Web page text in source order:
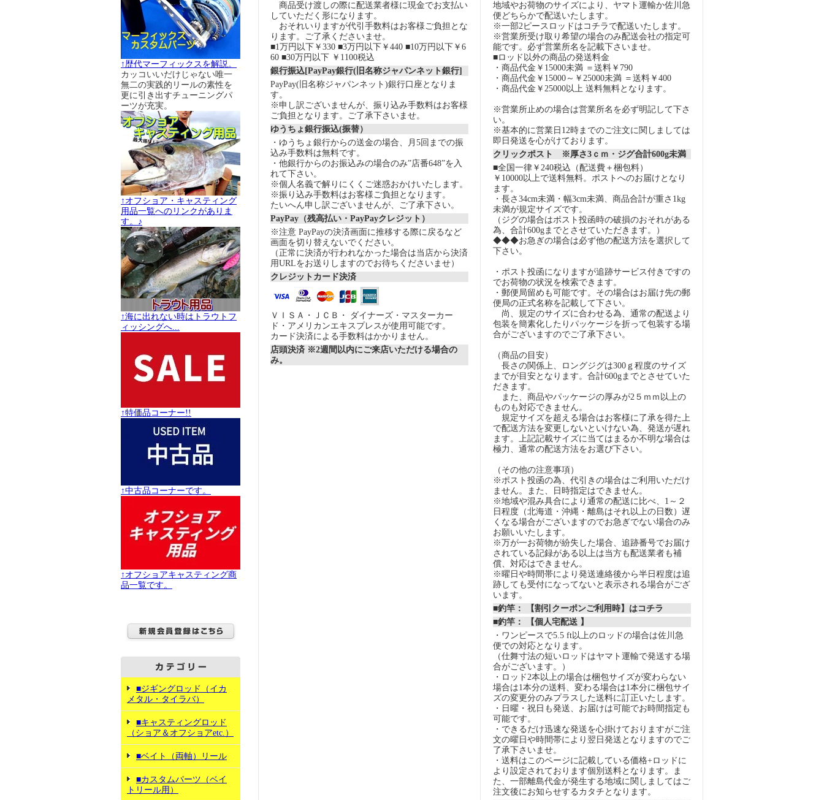
↑歴代マーフィックスを解説。
カッコいいだけじゃない唯一
無二の実践的リールの素性を
更に引き出すチューニングパ
ーツが充実。
↑オフショア・キャスティング
用品一覧へのリンクがありま
す。♪
↑海に出れない時はトラウトフ
ィッシングへ...
↑特価品コーナー!!
↑中古品コーナーです。
↑オフショアキャスティング商
品一覧です。
■ジギングロッド（イカ
メタル・タイラバ）
■キャスティングロッド
（ショア＆オフショアetc.）
■ベイト（両軸）リール
■カスタムパーツ（ベイ
トリール用）
商品受け渡しの際に配送業者様に現金でお支払い
していただく形になります。
おそれいりますが代引手数料はお客様ご負担とな
ります。ご了承くださいませ。
■1万円以下￥330 ■3万円以下￥440 ■10万円以下￥6
60 ■30万円以下 ￥1100税込
銀行振込[PayPay銀行(旧名称ジャパンネット銀行]
PayPay(旧名称ジャパンネット)銀行口座となりま
す。
※申し訳ございませんが、振り込み手数料はお客様
ご負担となります。ご了承下さいませ。
ゆうちょ銀行振込(振替）
・ゆうちょ銀行からの送金の場合、月5回までの振
込み手数料は無料です。
・他銀行からのお振込みの場合のみ”店番648”を入
れて下さい。
※個人名義で解りにくくご迷惑おかけいたします。
※振り込み手数料はお客様ご負担となります。
たいへん申し訳ございませんが、ご了承下さい。
PayPay（残高払い・PayPayクレジット）
※注意 PayPayの決済画面に推移する際に戻るなど
画面を切り替えないでください。
（正常に決済が行われなかった場合は当店から決済
用URLをお送りしますのでお待ちくださいませ）
クレジットカード決済
ＶＩＳＡ・ＪＣＢ・ ダイナーズ・マスターカー
ド・アメリカンエキスプレスが使用可能です。
カード決済による手数料はかかりません。
店頭決済 ※2週間以内にご来店いただける場合の
み。
地域やお荷物のサイズにより、ヤマト運輸か佐川急
便どちらかで配送いたします。
※一部2ピースロッドはコチラで配送いたします。
※営業所受け取り希望の場合のみ配送会社の指定可
能です。必ず営業所名を記載下さいませ。
■ロッド以外の商品の発送料金
・商品代金￥15000未満 ＝送料￥790
・商品代金￥15000～￥25000未満 ＝送料￥400
・商品代金￥25000以上 送料無料となります。
※営業所止めの場合は営業所名を必ず明記して下さ
い。
※基本的に営業日12時までのご注文に関しましては
即日発送を心がけております。
クリックポスト ※厚さ3ｃｍ・ジグ合計600g未満
■全国一律￥240税込（配送費＋梱包料）
￥10000以上で送料無料。ポストへのお届けとなり
ます。
・長さ34cm未満・幅3cm未満、商品合計が重さ1kg
未満が規定サイズです。
（ジグの場合はポスト投函時の破損のおそれがある
為、合計600gまでとさせていただきます。）
◆◆◆お急ぎの場合は必ず他の配送方法を選択して
下さい。
・ポスト投函になりますが追跡サービス付きですの
でお荷物の状況を検索できます。
・郵便局留めも可能です。その場合はお届け先の郵
便局の正式名称を記載して下さい。
尚、規定のサイズに合わせる為、通常の配送より
包装を簡素化したりパッケージを折って包装する場
合がございますのでご了承下さい。
（商品の目安）
長さの関係上、ロングジグは300ｇ程度のサイズ
までが目安となります。合計600gまでとさせていた
だきます。
また、商品やパッケージの厚みが2５ｍｍ以上の
ものも対応できません。
規定サイズを超える場合はお客様に了承を得た上
で配送方法を変更しないといけない為、発送が遅れ
ます。上記記載サイズに当てはまるか不明な場合は
極力、通常の配送方法をお選び下さい。
（その他の注意事項）
※ポスト投函の為、代引きの場合はご利用いただけ
ません。また、日時指定はできません。
※地域や混み具合により通常の配送に比べ、1～２
日程度（北海道・沖縄・離島はそれ以上の日数）遅
くなる場合がございますのでお急ぎでない場合のみ
お願いいたします。
※万が一お荷物が紛失した場合、追跡番号でお届け
されている記録がある以上は当方も配送業者も補
償、対応はできません。
※曜日や時間帯により発送連絡後から半日程度は追
跡しても受付になってないと表示される場合がござ
います。
■釣竿： 【割引クーポンご利用時】はコチラ
■釣竿： 【個人宅配送 】
・ワンピースで5.5 ft以上のロッドの場合は佐川急
便での対応となります。
（仕舞寸法の短いロッドはヤマト運輸で発送する場
合がございます。）
・ロッド2本以上の場合は梱包サイズが変わらない
場合は1本分の送料、変わる場合は1本分に梱包サイ
ズの変更分のみプラスした送料に訂正いたします。
・日曜・祝日も発送、お届けは可能でお時間指定も
可能です。
・できるだけ迅速な発送を心掛けておりますがご注
文の曜日や時間帯により翌日発送となりますのでご
了承下さいませ。
・送料はこのページに記載している価格+ロッドに
より設定されております個別送料となります。ま
た、一部離島代金が発生する地域に関しましてはご
注文後にお知らせするカタチとなります。